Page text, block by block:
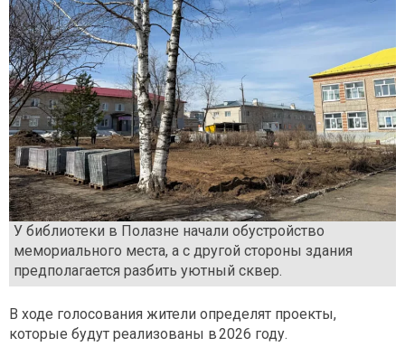
У библиотеки в Полазне начали обустройство
мемориального места, а с другой стороны здания
предполагается разбить уютный сквер.
В ходе голосования жители определят проекты,
которые будут реализованы в 2026 году.